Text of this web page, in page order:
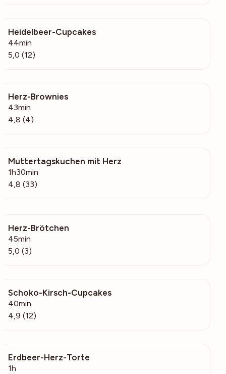
Heidelbeer-Cupcakes
44min
5,0 (12)
Herz-Brownies
43min
4,8 (4)
Muttertagskuchen mit Herz
1h30min
4,8 (33)
Herz-Brötchen
45min
5,0 (3)
Schoko-Kirsch-Cupcakes
40min
4,9 (12)
Erdbeer-Herz-Torte
1h